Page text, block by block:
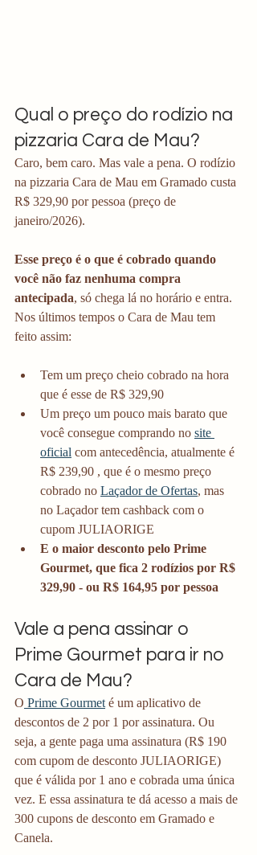
Qual o preço do rodízio na
pizzaria Cara de Mau?
Caro, bem caro. Mas vale a pena. O rodízio
na pizzaria Cara de Mau em Gramado custa
R$ 329,90 por pessoa (preço de
janeiro/2026).
Esse preço é o que é cobrado quando
você não faz nenhuma compra
antecipada, só chega lá no horário e entra.
Nos últimos tempos o Cara de Mau tem
feito assim:
Tem um preço cheio cobrado na hora
que é esse de R$ 329,90
Um preço um pouco mais barato que
você consegue comprando no site
oficial com antecedência, atualmente é
R$ 239,90 , que é o mesmo preço
cobrado no Laçador de Ofertas, mas
no Laçador tem cashback com o
cupom JULIAORIGE
E o maior desconto pelo Prime
Gourmet, que fica 2 rodízios por R$
329,90 - ou R$ 164,95 por pessoa
Vale a pena assinar o
Prime Gourmet para ir no
Cara de Mau?
O Prime Gourmet é um aplicativo de
descontos de 2 por 1 por assinatura. Ou
seja, a gente paga uma assinatura (R$ 190
com cupom de desconto JULIAORIGE)
que é válida por 1 ano e cobrada uma única
vez. E essa assinatura te dá acesso a mais de
300 cupons de desconto em Gramado e
Canela.